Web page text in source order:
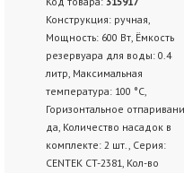
Конструкция: ручная,
Мощность: 600 Вт, Ёмкость
резервуара для воды: 0.4
литр, Максимальная
температура: 100 °C,
Горизонтальное
да, Количество насадок в
комплекте: 2 шт., Серия:
CENTEK CT-2381, Кол-во